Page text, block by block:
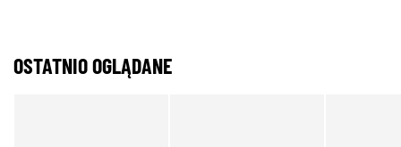
OSTATNIO OGLĄDANE